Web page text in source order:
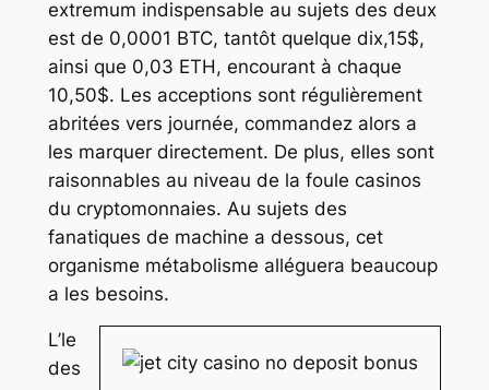
extremum indispensable au sujets des deux
est de 0,0001 BTC, tantôt quelque dix,15$,
ainsi que 0,03 ETH, encourant à chaque
10,50$. Les acceptions sont régulièrement
abritées vers journée, commandez alors a
les marquer directement. De plus, elles sont
raisonnables au niveau de la foule casinos
du cryptomonnaies. Au sujets des
fanatiques de machine a dessous, cet
organisme métabolisme alléguera beaucoup
a les besoins.
L’le
des